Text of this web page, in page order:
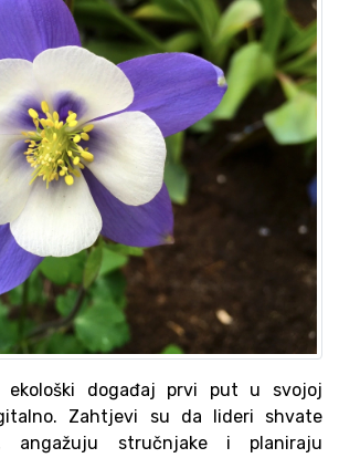
ekološki događaj prvi put u svojoj
Zahtjevi su da lideri shvate
angažuju stručnjake i planiraju